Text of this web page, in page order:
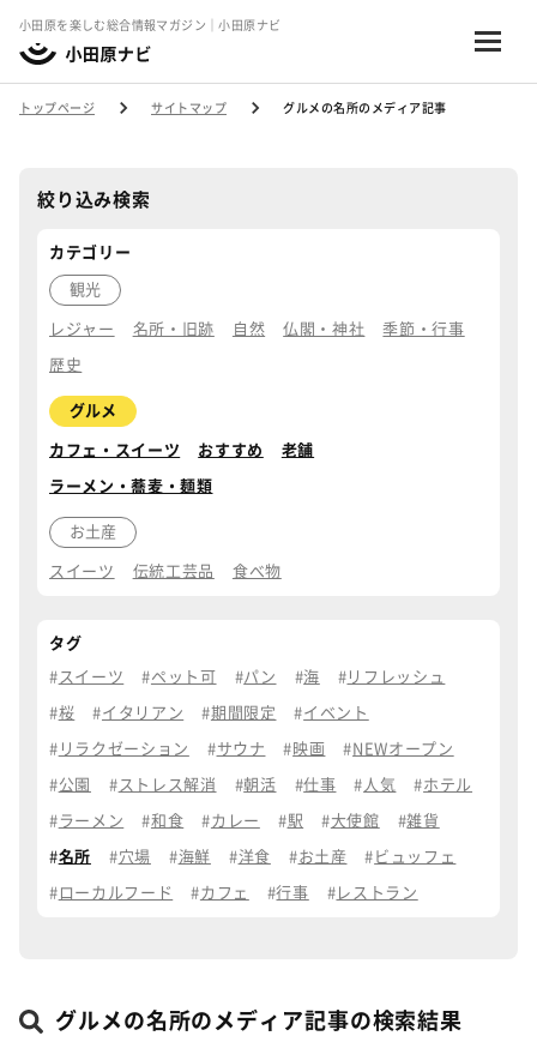
小田原を楽しむ総合情報マガジン｜小田原ナビ
トップページ サイトマップ グルメの名所のメディア記事
絞り込み検索
カテゴリー
観光
レジャー 名所・旧跡 自然 仏閣・神社 季節・行事
歴史
グルメ
カフェ・スイーツ おすすめ 老舗
ラーメン・蕎麦・麺類
お土産
スイーツ 伝統工芸品 食べ物
タグ
スイーツ ペット可 パン 海 リフレッシュ
桜 イタリアン 期間限定 イベント
リラクゼーション サウナ 映画 NEWオープン
公園 ストレス解消 朝活 仕事 人気 ホテル
ラーメン 和食 カレー 駅 大使館 雑貨
名所 穴場 海鮮 洋食 お土産 ビュッフェ
ローカルフード カフェ 行事 レストラン
グルメの名所のメディア記事の検索結果